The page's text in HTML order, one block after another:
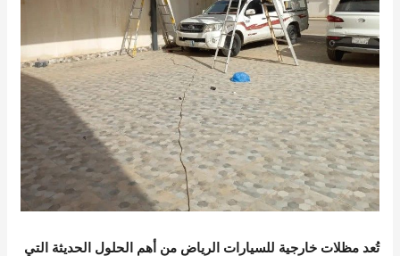
تُعدمظلات خارجية للسيارات الرياض من أهم الحلول الحديثة التي